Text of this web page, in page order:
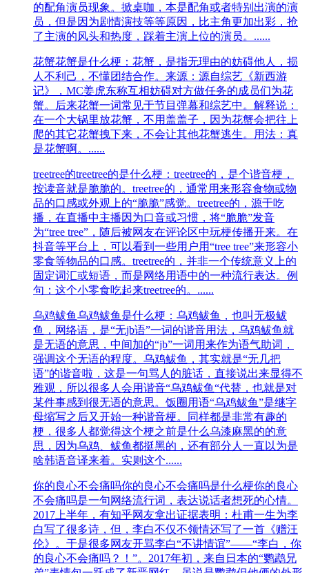
的配角演员现象。掀桌咖，本是配角或者特别出演的演
员，但是因为剧情演技等等原因，比主角更加出彩，抢
了主演的风头和热度，踩着主演上位的演员。......
花蟹花蟹是什么梗：花蟹，是指无理由的妨碍他人，损
人不利己，不懂团结合作。来源：源自综艺《新西游
记》，MC姜虎东称互相妨碍对方做任务的成员们为花
蟹。后来花蟹一词常见于节目弹幕和综艺中。解释说：
在一个大锅里放花蟹，不用盖盖子，因为花蟹会把往上
爬的其它花蟹拽下来，不会让其他花蟹逃生。用法：真
是花蟹啊。......
treetree的treetree的是什么梗：treetree的，是个谐音梗，
按读音就是脆脆的。treetree的，通常用来形容食物或物
品的口感或外观上的“脆脆”感觉‌。‌treetree的，源于吃
播，在直播中主播因为口音或习惯，将“脆脆”发音
为“tree tree”，随后被网友在评论区中玩梗传播开来。在
抖音等平台上，可以看到一些用户用“tree tree”来形容小
零食等物品的口感。treetree的，并非一个传统意义上的
固定词汇或短语，而是网络用语中的一种流行表达。例
句：这个小零食吃起来treetree的。......
乌鸡鲅鱼乌鸡鲅鱼是什么梗：乌鸡鲅鱼，也叫无极鲅
鱼，网络语，是“无jb语”一词的谐音用法，乌鸡鲅鱼就
是无语的意思，中间加的“jb”一词用来作为语气助词，
强调这个无语的程度。乌鸡鲅鱼，其实就是“无几把
语”的谐音啦，这是一句骂人的脏话，直接说出来显得不
雅观，所以很多人会用谐音“乌鸡鲅鱼“代替，也就是对
某件事感到很无语的意思。饭圈用语“乌鸡鲅鱼”是继字
母缩写之后又开始一种谐音梗。同样都是非常有趣的
梗，很多人都觉得这个梗之前是什么乌漆麻黑的的意
思，因为乌鸡、鲅鱼都挺黑的，还有部分人一直以为是
啥韩语音译来着。实则这个......
你的良心不会痛吗你的良心不会痛吗是什么梗你的良心
不会痛吗是一句网络流行词，表达说话者想死的心情。
2017上半年，有知乎网友拿出证据表明：杜甫一生为李
白写了很多诗，但，李白不仅不领情还写了一首《赠汪
伦》。于是很多网友开骂李白“不讲情谊”——“李白，你
的良心不会痛吗？！”。2017年初，来自日本的“鹦鹉兄